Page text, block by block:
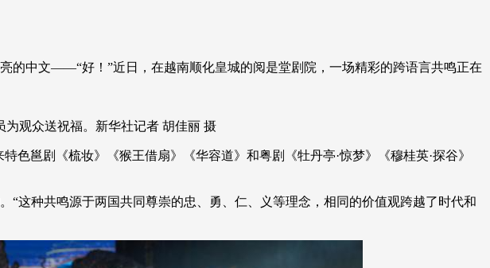
中文——“好！”近日，在越南顺化皇城的阅是堂剧院，一场精彩的跨语言共鸣正在
观众送祝福。新华社记者 胡佳丽 摄
邕剧《梳妆》《猴王借扇》《华容道》和粤剧《牡丹亭·惊梦》《穆桂英·探谷》
种共鸣源于两国共同尊崇的忠、勇、仁、义等理念，相同的价值观跨越了时代和